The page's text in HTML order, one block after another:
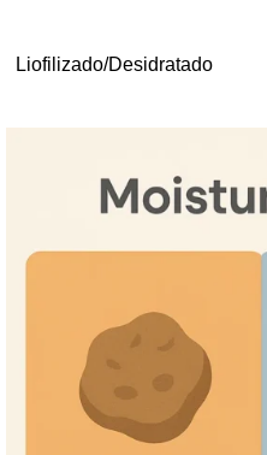
Liofilizado/Desidratado